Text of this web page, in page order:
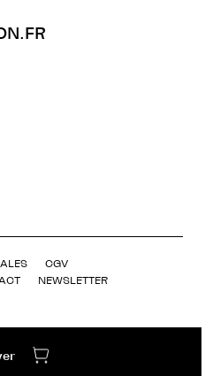
CGV
NEWSLETTER